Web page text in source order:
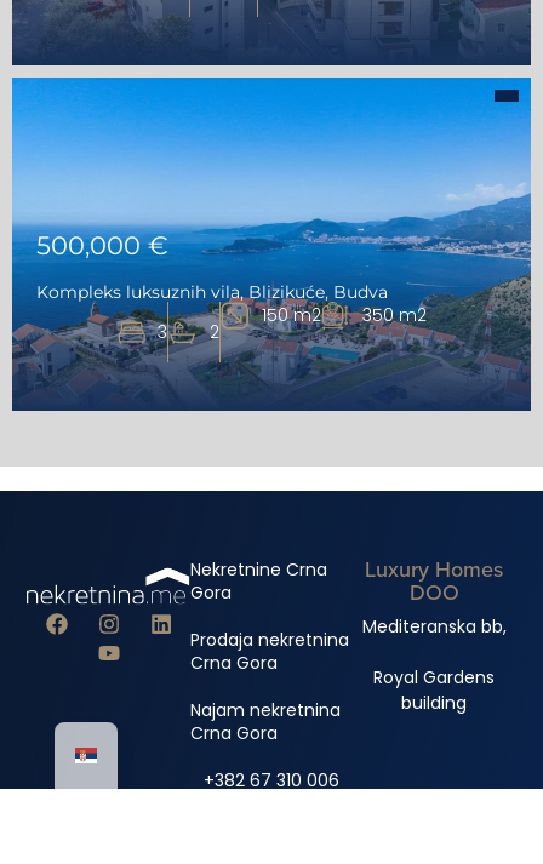
500,000 €
Kompleks luksuznih vila, Blizikuće, Budva
3 2
150 m2 350 m2
Nekretnine Crna
Gora
Prodaja nekretnina
Crna Gora
Najam nekretnina
Crna Gora
+382 67 310 006
Luxury Homes
DOO
Mediteranska bb,
Royal Gardens
building